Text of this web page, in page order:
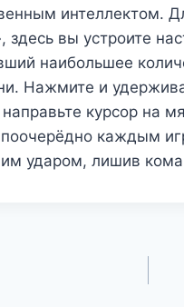
интеллектом.
здесь вы устроите
наибольшее
Нажмите и
курсор на
каждым
ударом, лишив